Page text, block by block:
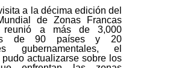
a la décima edición del
de Zonas Francas
reunió a más de 3,000
de 90 países y 20
gubernamentales, el
actualizarse sobre los